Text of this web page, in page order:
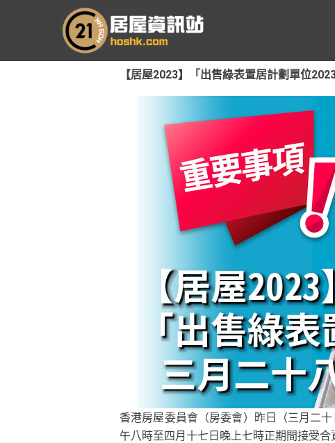
要
【居屋2023】「出售綠表置居計劃單位
香港房屋委員會（房委會）昨日（三月二
午八時至四月十七日晚上七時正期間接受